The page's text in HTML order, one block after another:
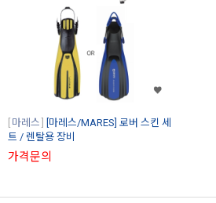
마레스
[마레스/MARES] 로버 스킨 세
트 / 렌탈용 장비
가격문의